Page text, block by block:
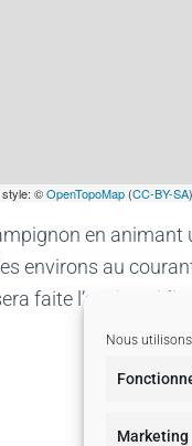
Nous
Marketing
style: ©OpenTopoMap (CC-BY-SA)
en animant
environs au
faite l’après-midi.